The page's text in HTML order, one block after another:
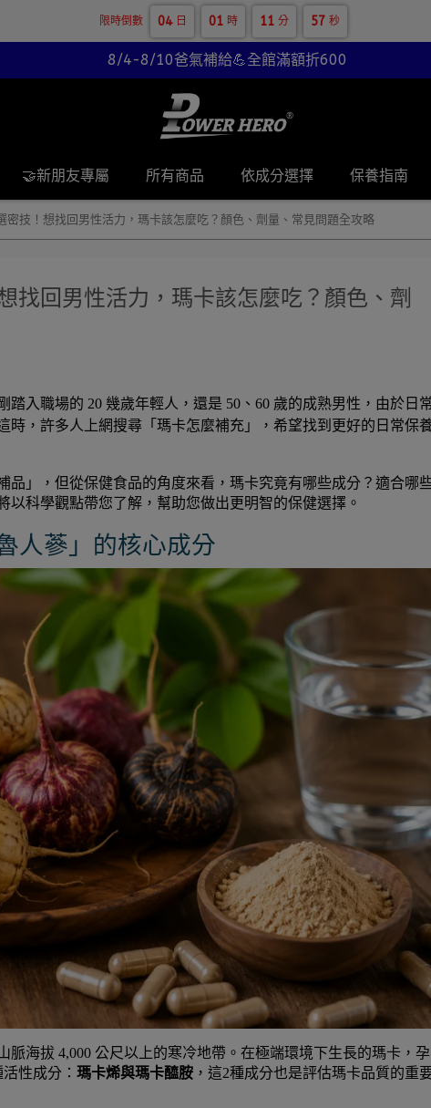
限時倒數 04 日 01 時 11 分 56 秒
8/4-8/10爸氣補給💪全館滿額折600
🤝新朋友專屬 所有商品 依成分選擇 保養指南
密技！想找回男性活力，瑪卡該怎麼吃？顏色、劑量、常見問題全攻略
找回男性活力，瑪卡該怎麼吃？顏色、劑
入職場的 20 幾歲年輕人，還是 50、60 歲的成熟男性，由於日
時，許多人上網搜尋「瑪卡怎麼補充」，希望找到更好的日常保
品」，但從保健食品的角度來看，瑪卡究竟有哪些成分？適合哪
以科學觀點帶您了解，幫助您做出更明智的保健選擇。
人蔘」的核心成分
脈海拔 4,000 公尺以上的寒冷地帶。在極端環境下生長的瑪卡，
性成分： 瑪卡烯與瑪卡醯胺 ，這2種成分也是評估瑪卡品質的重